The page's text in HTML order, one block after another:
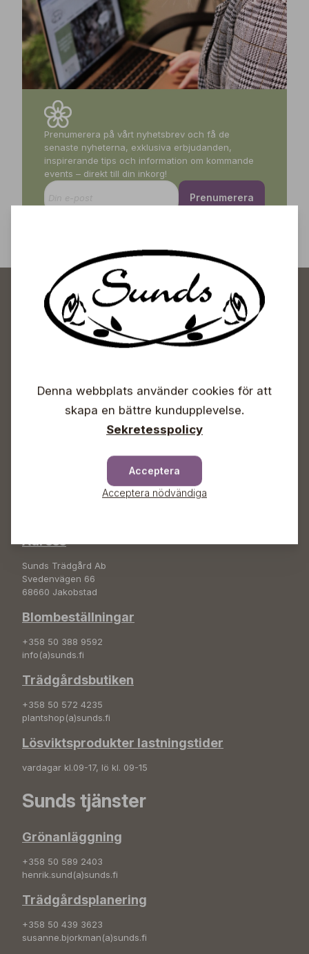
Prenumerera på vårt nyhetsbrev och få de
senaste nyheterna, exklusiva erbjudanden,
inspirerande tips och information om kommande
events – direkt till din inkorg!
Prenumerera
Söndagar Självbetjäning
Adress
Sunds Trädgård Ab
Svedenvägen 66
68660 Jakobstad
Blombeställningar
+358 50 388 9592
info(a)sunds.fi
Trädgårdsbutiken
+358 50 572 4235
plantshop(a)sunds.fi
Lösviktsprodukter lastningstider
vardagar kl.09-17, lö kl. 09-15
Sunds tjänster
Grönanläggning
+358 50 589 2403
henrik.sund(a)sunds.fi
Trädgårdsplanering
+358 50 439 3623
susanne.bjorkman(a)sunds.fi
Denna webbplats använder cookies för att
skapa en bättre kundupplevelse.
Sekretesspolicy
Acceptera
Acceptera nödvändiga